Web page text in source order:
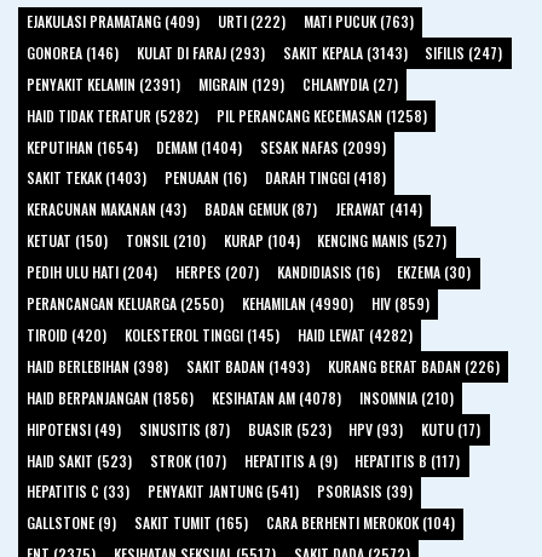
EJAKULASI PRAMATANG (409) URTI (222)
MATI PUCUK (763)
GONOREA (146)
KULAT DI FARAJ (293) SAKIT KEPALA (3143)
SIFILIS (247)
PENYAKIT KELAMIN (2391)
MIGRAIN (129)
CHLAMYDIA (27)
HAID TIDAK TERATUR (5282)
PIL PERANCANG KECEMASAN (1258)
KEPUTIHAN (1654)
DEMAM (1404)
SESAK NAFAS (2099)
SAKIT TEKAK (1403)
PENUAAN (16)
DARAH TINGGI (418)
KERACUNAN MAKANAN (43)
BADAN GEMUK (87)
JERAWAT (414)
KETUAT (150)
TONSIL (210) KURAP (104)
KENCING MANIS (527)
PEDIH ULU HATI (204)
HERPES (207) KANDIDIASIS (16)
EKZEMA (30)
PERANCANGAN KELUARGA (2550)
KEHAMILAN (4990)
HIV (859)
TIROID (420)
KOLESTEROL TINGGI (145)
HAID LEWAT (4282)
HAID BERLEBIHAN (398)
SAKIT BADAN (1493)
KURANG BERAT BADAN (226)
HAID BERPANJANGAN (1856)
KESIHATAN AM (4078)
INSOMNIA (210)
HIPOTENSI (49)
SINUSITIS (87) BUASIR (523) HPV (93)
KUTU (17)
HAID SAKIT (523)
STROK (107) HEPATITIS A (9)
HEPATITIS B (117)
HEPATITIS C (33)
PENYAKIT JANTUNG (541)
PSORIASIS (39)
GALLSTONE (9)
SAKIT TUMIT (165)
CARA BERHENTI MEROKOK (104)